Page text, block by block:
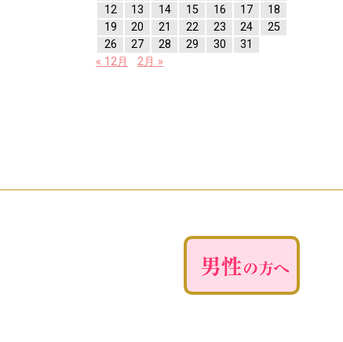
12
13 14 15 16 17
18
19
20 21 22 23 24
25
26
27 28 29 30
31
« 12月
2月 »